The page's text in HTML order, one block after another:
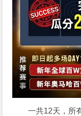
一共12天，所